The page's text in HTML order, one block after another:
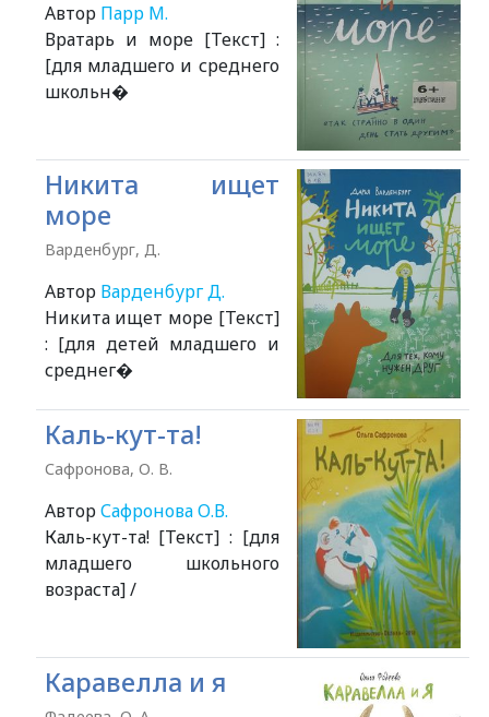
Автор Парр М.
Вратарь и море [Текст] :
[для младшего и среднего
школьн�
Никита ищет
море
Варденбург, Д.
Автор Варденбург Д.
Никита ищет море [Текст]
: [для детей младшего и
среднег�
Каль-кут-та!
Сафронова, О. В.
АвторСафронова О.В.
Каль-кут-та! [Текст] : [для
младшего школьного
возраста] /
Каравелла и я